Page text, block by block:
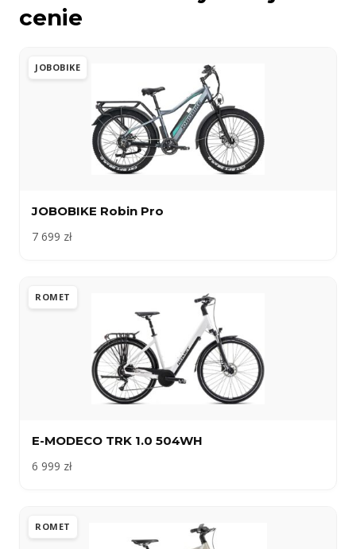
cenie
JOBOBIKE
JOBOBIKE Robin Pro
7 699 zł
ROMET
E-MODECO TRK 1.0 504WH
6 999 zł
ROMET